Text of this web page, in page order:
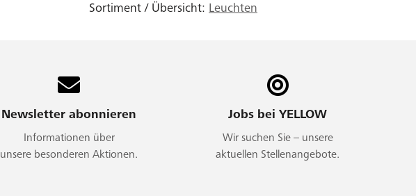
Sortiment / Übersicht: Leuchten
Newsletter abonnieren
Informationen über
unsere besonderen Aktionen.
Jobs bei YELLOW
Wir suchen Sie – unsere
aktuellen Stellenangebote.